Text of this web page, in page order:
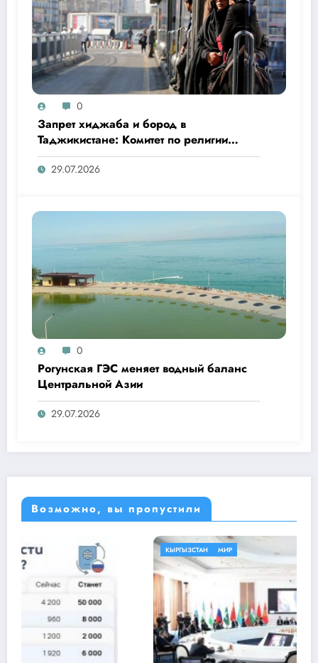
0
Запрет хиджаба и бород в
Таджикистане: Комитет по религии
опроверг сообщения СМИ
29.07.2026
0
Рогунская ГЭС меняет водный баланс
Центральной Азии
29.07.2026
Возможно, вы пропустили
КЫРГЫЗСТАН